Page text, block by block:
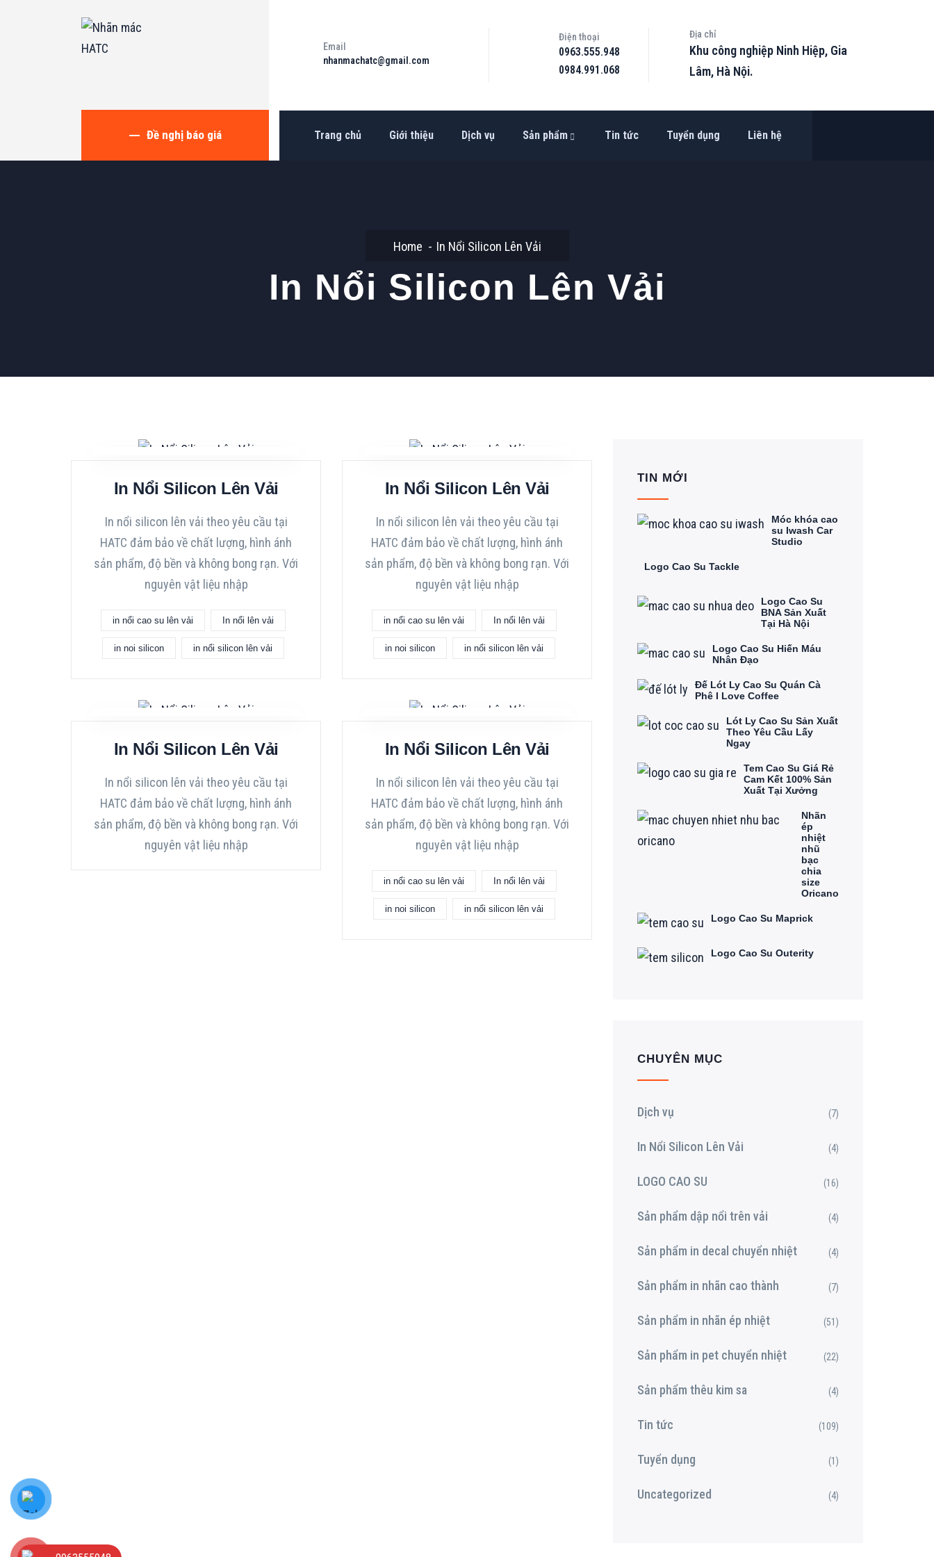
Email
nhanmachatc@gmail.com
Điện thoại
0963.555.948
0984.991.068
Địa chỉ
Khu công nghiệp Ninh Hiệp, Gia
Lâm, Hà Nội.
Đề nghị báo giá Trang chủ Giới thiệu Dịch vụ Sản phẩm Tin tức Tuyển dụng Liên hệ
Home In Nổi Silicon Lên Vải
In Nổi Silicon Lên Vải
In Nổi Silicon Lên Vải
In nổi silicon lên vải theo yêu cầu tại
HATC đảm bảo về chất lượng, hình ánh
sản phẩm, độ bền và không bong rạn. Với
nguyên vật liệu nhập
in nổi cao su lên vải In nổi lên vải
in noi silicon in nổi silicon lên vải
In Nổi Silicon Lên Vải
In nổi silicon lên vải theo yêu cầu tại
HATC đảm bảo về chất lượng, hình ánh
sản phẩm, độ bền và không bong rạn. Với
nguyên vật liệu nhập
in nổi cao su lên vải In nổi lên vải
in noi silicon in nổi silicon lên vải
In Nổi Silicon Lên Vải
In nổi silicon lên vải theo yêu cầu tại
HATC đảm bảo về chất lượng, hình ánh
sản phẩm, độ bền và không bong rạn. Với
nguyên vật liệu nhập
In Nổi Silicon Lên Vải
In nổi silicon lên vải theo yêu cầu tại
HATC đảm bảo về chất lượng, hình ánh
sản phẩm, độ bền và không bong rạn. Với
nguyên vật liệu nhập
in nổi cao su lên vải In nổi lên vải
in noi silicon in nổi silicon lên vải
TIN MỚI
Móc khóa cao
su Iwash Car
Studio
Logo Cao Su Tackle
Logo Cao Su
BNA Sản Xuất
Tại Hà Nội
Logo Cao Su Hiến Máu
Nhân Đạo
Đế Lót Ly Cao Su Quán Cà
Phê I Love Coffee
Lót Ly Cao Su Sản Xuất
Theo Yêu Cầu Lấy
Ngay
Tem Cao Su Giá Rẻ
Cam Kết 100% Sản
Xuất Tại Xưởng
Nhãn
ép
nhiệt
nhũ
bạc
chia
size
Oricano
Logo Cao Su Maprick
Logo Cao Su Outerity
CHUYÊN MỤC
Dịch vụ (7)
In Nổi Silicon Lên Vải (4)
LOGO CAO SU (16)
Sản phẩm dập nổi trên vải (4)
Sản phẩm in decal chuyển nhiệt (4)
Sản phẩm in nhãn cao thành (7)
Sản phẩm in nhãn ép nhiệt (51)
Sản phẩm in pet chuyển nhiệt (22)
Sản phẩm thêu kim sa (4)
Tin tức (109)
Tuyển dụng (1)
Uncategorized (4)